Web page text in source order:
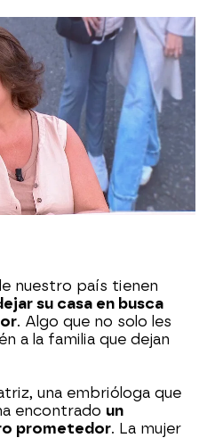
de 2025, 18:00
nuestro país tienen
su casa en busca
. Algo que no solo les
a la familia que dejan
una embrióloga que
encontrado un
prometedor. La mujer